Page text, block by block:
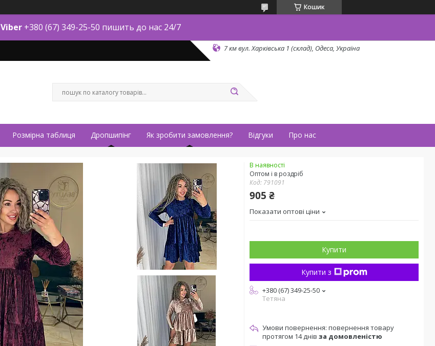
Кошик
Viber +380 (67) 349-25-50 пишить до нас 24/7
7 км вул. Харківська 1 (склад), Одеса, Україна
Розмірна таблиця Дропшипінг Як зробити замовлення? Відгуки Про нас
В наявності
Оптом і в роздріб
Код: 791091
905 ₴
Показати оптові ціни
Купити
Купити з
+380 (67) 349-25-50
Тетяна
повернення товару
протягом 14 днів за домовленістю